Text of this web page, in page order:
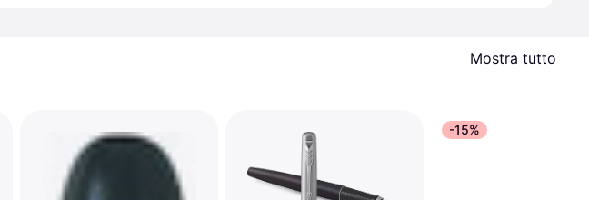
Mostra tutto
-15%